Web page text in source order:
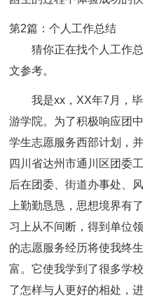
第2篇：个人工作总结
猜你正在找个人工作
文参考。
我是xx，XX年7月，
游学院。为了积极响应团
学生志愿服务西部计划，
四川省达州市通川区团委
后在团委、街道办事处、
上勤勤恳恳，思想境界有
习上从不间断，得到单位
的志愿服务经历将使我终
富。它使我学到了很多学
了怎样与人更好的相处，